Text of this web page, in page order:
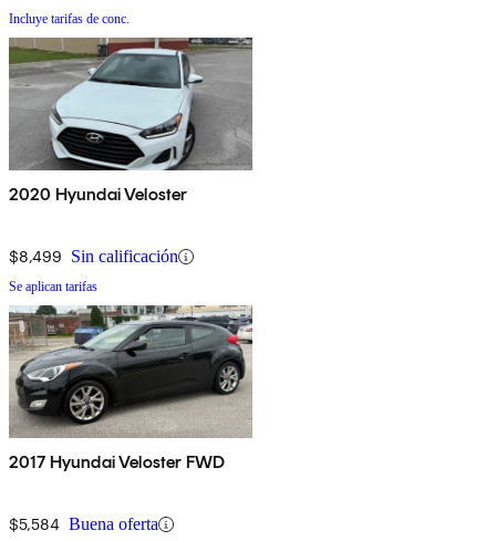
Incluye tarifas de conc.
2020 Hyundai Veloster
$8,499 Sin calificación
Se aplican tarifas
2017 Hyundai Veloster FWD
$5,584 Buena oferta